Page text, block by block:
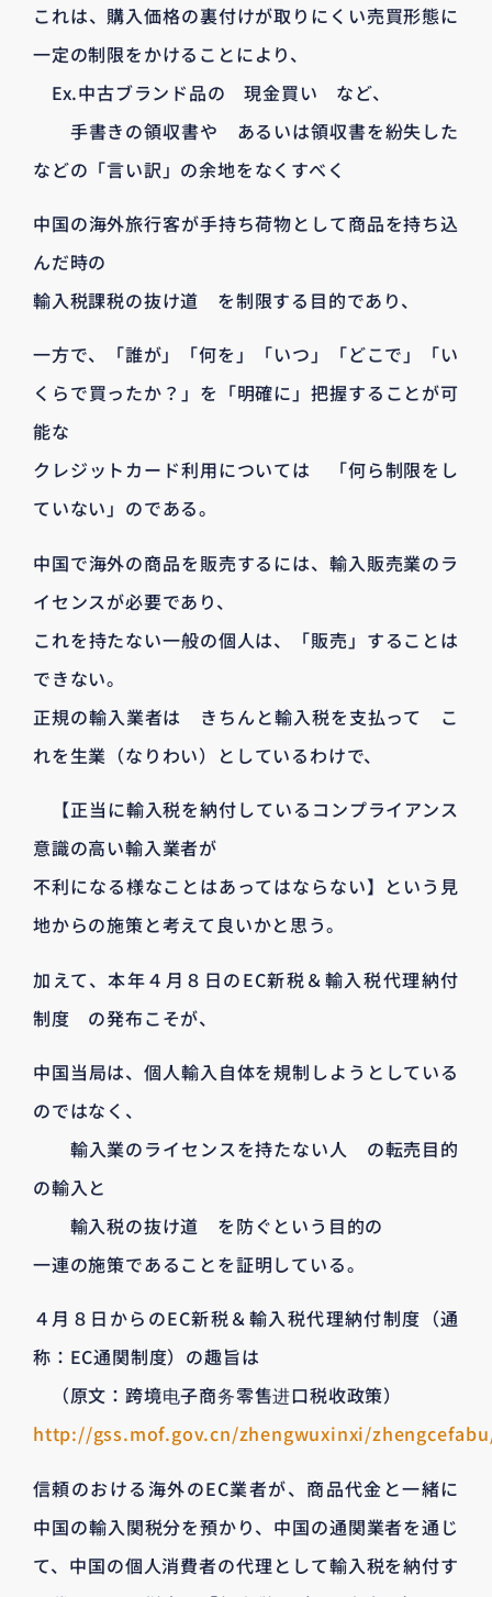
これは、購入価格の裏付けが取りにくい売買形態に
一定の制限をかけることにより、
Ex.中古ブランド品の 現金買い など、
手書きの領収書や あるいは領収書を紛失した
などの「言い訳」の余地をなくすべく
中国の海外旅行客が手持ち荷物として商品を持ち込
んだ時の
輸入税課税の抜け道 を制限する目的であり、
一方で、「誰が」「何を」「いつ」「どこで」「い
くらで買ったか？」を「明確に」把握することが可
能な
クレジットカード利用については 「何ら制限をし
ていない」のである。
中国で海外の商品を販売するには、輸入販売業のラ
イセンスが必要であり、
これを持たない一般の個人は、「販売」することは
できない。
正規の輸入業者は きちんと輸入税を支払って こ
れを生業（なりわい）としているわけで、
【正当に輸入税を納付しているコンプライアンス
意識の高い輸入業者が
不利になる様なことはあってはならない】という見
地からの施策と考えて良いかと思う。
加えて、本年４月８日のEC新税＆輸入税代理納付
制度 の発布こそが、
中国当局は、個人輸入自体を規制しようとしている
のではなく、
輸入業のライセンスを持たない人 の転売目的
の輸入と
輸入税の抜け道 を防ぐという目的の
一連の施策であることを証明している。
４月８日からのEC新税＆輸入税代理納付制度（通
称：EC通関制度）の趣旨は
（原文：跨境电子商务零售进口税收政策）
http://gss.mof.gov.cn/zhengwuxinxi/
信頼のおける海外のEC業者が、商品代金と一緒に
中国の輸入関税分を預かり、中国の通関業者を通じ
て、中国の個人消費者の代理として輸入税を納付す